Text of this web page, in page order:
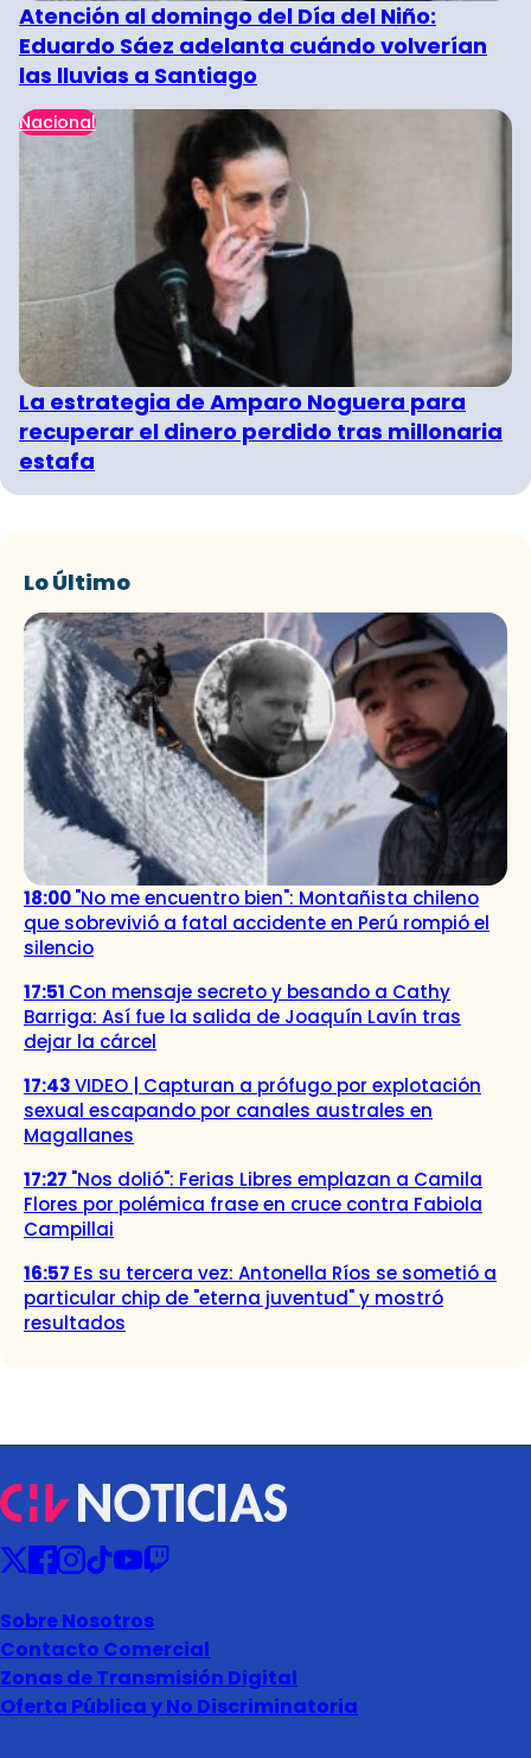
Atención al domingo del Día del Niño:
Eduardo Sáez adelanta cuándo volverían
las lluvias a Santiago
Nacional
La estrategia de Amparo Noguera para
recuperar el dinero perdido tras millonaria
estafa
Lo Último
18:00"No me encuentro bien": Montañista chileno
que sobrevivió a fatal accidente en Perú rompió el
silencio
17:51 Con mensaje secreto y besando a Cathy
Barriga: Así fue la salida de Joaquín Lavín tras
dejar la cárcel
17:43VIDEO | Capturan a prófugo por explotación
sexual escapando por canales australes en
Magallanes
17:27 "Nos dolió": Ferias Libres emplazan a Camila
Flores por polémica frase en cruce contra Fabiola
Campillai
16:57 Es su tercera vez: Antonella Ríos se sometió a
particular chip de "eterna juventud" y mostró
resultados
Sobre Nosotros
Contacto Comercial
Zonas de Transmisión Digital
Oferta Pública y No Discriminatoria